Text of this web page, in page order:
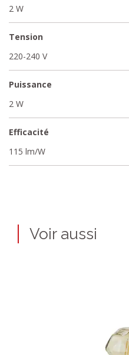
2 W
Tension
220-240 V
Puissance
2 W
Efficacité
115 lm/W
Voir aussi